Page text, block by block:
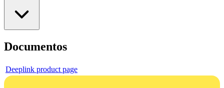
Documentos
Deeplink product page